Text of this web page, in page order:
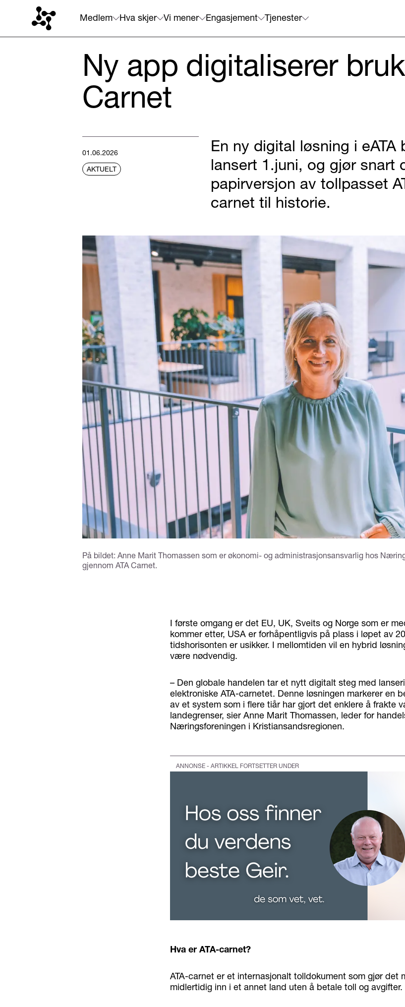
Medlem Hva skjer Vi mener Engasjement Tjenester
Ny app digitaliserer
Carnet
01.06.2026
AKTUELT
En ny digital løsning i eATA
lansert 1.juni, og gjør snart
papirversjon av tollpasset
carnet til historie.
På bildet: Anne Marit Thomassen som er økonomi- og administrasjonsansvarlig hos
gjennom ATA Carnet.
I første omgang er det EU, UK, Sveits og Norge som er
kommer etter, USA er forhåpentligvis på plass i løpet av
tidshorisonten er usikker. I mellomtiden vil en hybrid
være nødvendig.
– Den globale handelen tar et nytt digitalt steg med
elektroniske ATA-carnetet. Denne løsningen markerer en
av et system som i flere tiår har gjort det enklere å frakte
landegrenser, sier Anne Marit Thomassen, leder for
Næringsforeningen i Kristiansandsregionen.
ANNONSE - ARTIKKEL FORTSETTER UNDER
Hva er ATA-carnet?
ATA-carnet er et internasjonalt tolldokument som gjør det
midlertidig inn i et annet land uten å betale toll og avgifter.